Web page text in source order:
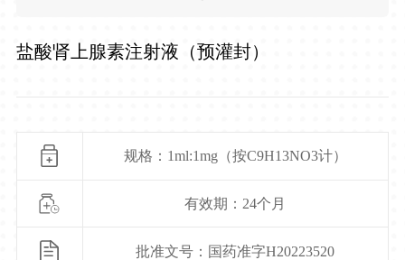
盐酸肾上腺素注射液（预灌封）
规格：1ml:1mg（按C9H13NO3计）
有效期：24个月
批准文号：国药准字H20223520